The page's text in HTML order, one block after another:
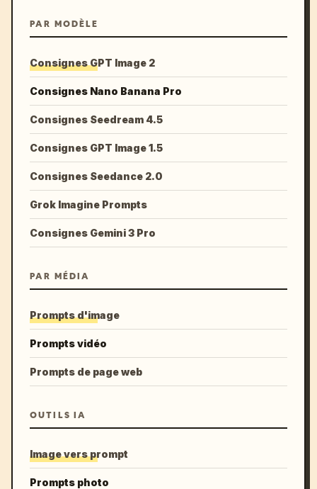
PAR MODÈLE
Consignes GPT Image 2
Consignes Nano Banana Pro
Consignes Seedream 4.5
Consignes GPT Image 1.5
Consignes Seedance 2.0
Grok Imagine Prompts
Consignes Gemini 3 Pro
PAR MÉDIA
Prompts d'image
Prompts vidéo
Prompts de page web
OUTILS IA
Image vers prompt
Prompts photo